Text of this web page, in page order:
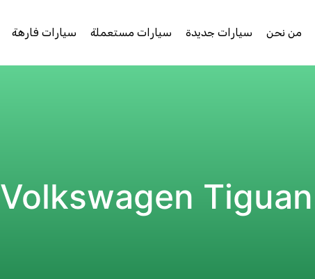
من نحن سيارات جديدة سيارات مستعملة سيارات فارهة
Volkswagen Tiguan